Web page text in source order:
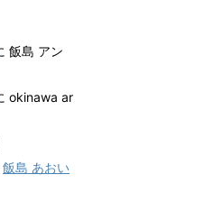
飯島 アン
okinawa ar
飯島 あおい